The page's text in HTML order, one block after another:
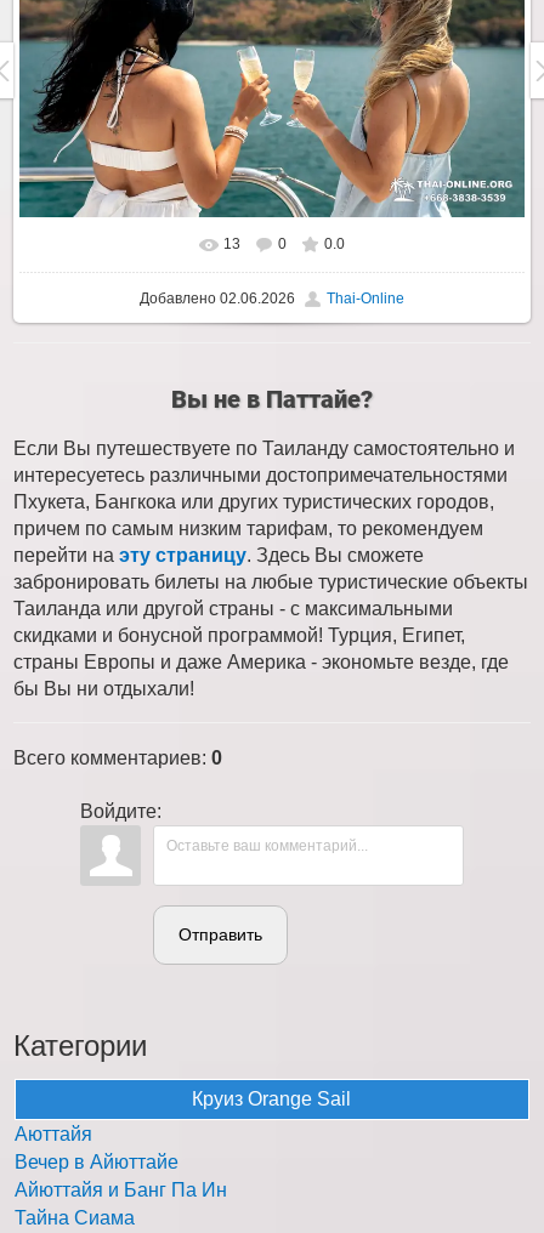
13 0 0.0
Добавлено 02.06.2026 Thai-Online
Вы не в Паттайе?
Если Вы путешествуете по Таиланду самостоятельно и
интересуетесь различными достопримечательностями
Пхукета, Бангкока или других туристических городов,
причем по самым низким тарифам, то рекомендуем
перейти на эту страницу. Здесь Вы сможете
забронировать билеты на любые туристические объекты
Таиланда или другой страны - с максимальными
скидками и бонусной программой! Турция, Египет,
страны Европы и даже Америка - экономьте везде, где
бы Вы ни отдыхали!
Всего комментариев: 0
Войдите:
Отправить
Категории
Круиз Orange Sail
Аюттайя
Вечер в Айюттайе
Айюттайя и Банг Па Ин
Тайна Сиама